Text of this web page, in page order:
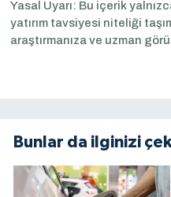
Yasal Uyarı: Bu içerik
yatırım tavsiyesi niteliği
araştırmanıza ve uzman
Bunlar da ilginizi